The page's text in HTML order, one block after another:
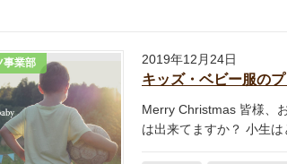
2019年12月24日
キッズ・ベビー服の
事業部
Merry Christmas 皆様、
は出来てますか？ 小生